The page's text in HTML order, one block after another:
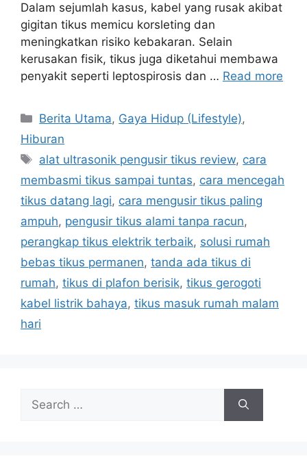
Dalam sejumlah kasus, kabel yang rusak akibat
gigitan tikus memicu korsleting dan
meningkatkan risiko kebakaran. Selain
kerusakan fisik, tikus juga diketahui membawa
penyakit seperti leptospirosis dan … Read more
C
a
e
g
o
r
i
s
Berita Utama, Gaya Hidup (Lifestyle),
Hiburan
T
a
s
alat ultrasonik pengusir tikus review, cara
membasmi tikus sampai tuntas, cara mencegah
tikus datang lagi, cara mengusir tikus paling
ampuh, pengusir tikus alami tanpa racun,
perangkap tikus elektrik terbaik, solusi rumah
bebas tikus permanen, tanda ada tikus di
rumah, tikus di plafon berisik, tikus gerogoti
kabel listrik bahaya, tikus masuk rumah malam
hari